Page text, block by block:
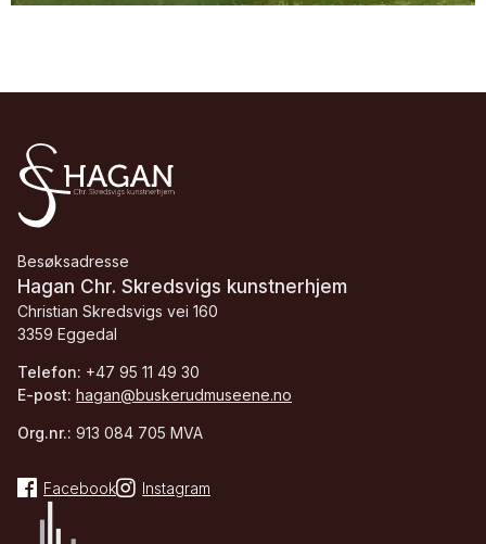
Besøksadresse
Hagan Chr. Skredsvigs kunstnerhjem
Christian Skredsvigs vei 160
3359 Eggedal
Telefon: +47 95 11 49 30
E-post: hagan@buskerudmuseene.no
Org.nr.: 913 084 705 MVA
Facebook Instagram